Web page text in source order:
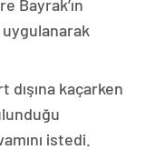
Bayrak’ın
dışına kaçarken
istedi.